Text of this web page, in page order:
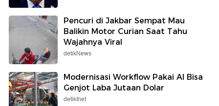
Pencuri di Jakbar Sempat Mau
Balikin Motor Curian Saat Tahu
Wajahnya Viral
detikNews
Modernisasi Workflow Pakai AI Bisa
Genjot Laba Jutaan Dolar
detikInet